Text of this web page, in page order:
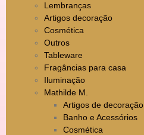
Lembranças
Artigos decoração
Cosmética
Outros
Tableware
Fragâncias para casa
Iluminação
Mathilde M.
Artigos de decoração
Banho e Acessórios
Cosmética